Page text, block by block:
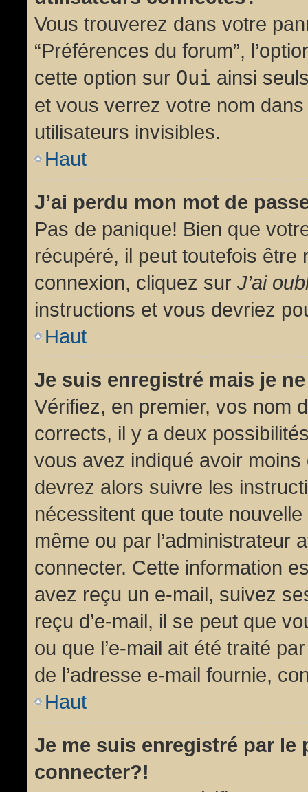
Vous trouverez dans votre
“Préférences du forum”,
cette option sur Oui ainsi
et vous verrez votre nom
utilisateurs invisibles.
Haut
J’ai perdu mon mot de
Pas de panique! Bien que
récupéré, il peut toutefois être
connexion, cliquez sur J’ai
instructions et vous devriez
Haut
Je suis enregistré mais je
Vérifiez, en premier, vos nom
corrects, il y a deux
vous avez indiqué avoir
devrez alors suivre les
nécessitent que toute
même ou par l’administrateur
connecter. Cette information
avez reçu un e-mail, suivez
reçu d’e-mail, il se peut que
ou que l’e-mail ait été traité
de l’adresse e-mail fournie,
Haut
Je me suis enregistré par le
connecter?!